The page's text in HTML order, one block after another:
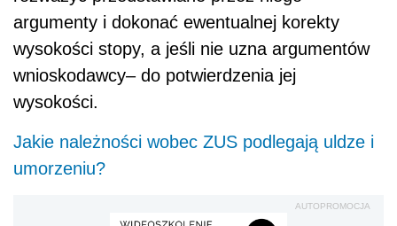
argumenty i dokonać ewentualnej korekty
wysokości stopy, a jeśli nie uzna argumentów
wnioskodawcy– do potwierdzenia jej
wysokości.
Jakie należności wobec ZUS podlegają uldze i
umorzeniu?
AUTOPROMOCJA